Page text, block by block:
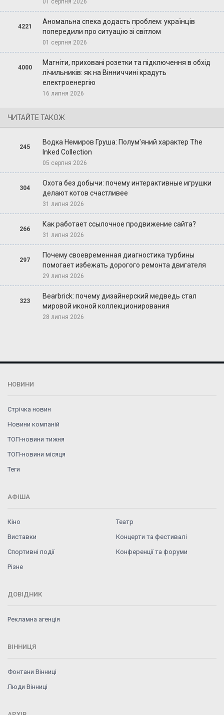
4221
Аномальна спека додасть проблем: українців
попередили про ситуацію зі світлом
01 серпня 2026
4000
Магніти, приховані розетки та підключення в обхід
лічильників: як на Вінниччині крадуть
електроенергію
16 липня 2026
ЧИТАЙТЕ ТАКОЖ
245
Водка Немиров Груша: Полум'яний характер The
Inked Collection
05 серпня 2026
304
Охота без добычи: почему интерактивные игрушки
делают котов счастливее
31 липня 2026
266
Как работает ссылочное продвижение сайта?
31 липня 2026
297
Почему своевременная диагностика турбины
помогает избежать дорогого ремонта двигателя
29 липня 2026
323
Bearbrick: почему дизайнерский медведь стал
мировой иконой коллекционирования
28 липня 2026
НОВИНИ
Стрічка новин
Новини компаній
ТОП-новини тижня
ТОП-новини місяця
Теги
АФІША
Кіно
Театр
Виставки
Концерти та фестивалі
Спортивні події
Конференції та форуми
Різне
ДОВІДНИК
Рекламна агенція
ВІННИЦЯ
Фонтани Вінниці
Люди Вінниці